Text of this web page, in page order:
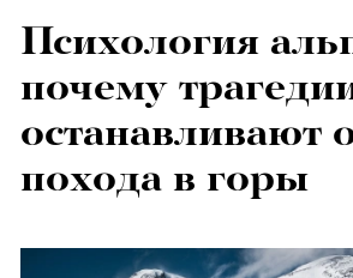
Психология
почему
останавливают
похода в горы